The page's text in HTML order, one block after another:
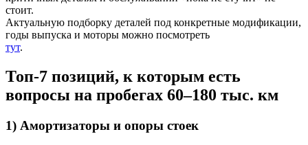
стоит.
Актуальную подборку деталей под конкретные модификации,
годы выпуска и моторы можно посмотреть
тут.
Топ-7 позиций, к которым есть
вопросы на пробегах 60–180 тыс. км
1) Амортизаторы и опоры стоек